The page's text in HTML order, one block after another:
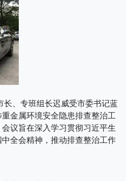
长、专班组长迟威受市委书记蓝
金属环境安全隐患排查整治工
议旨在深入学习贯彻习近平生
全会精神，推动排查整治工作